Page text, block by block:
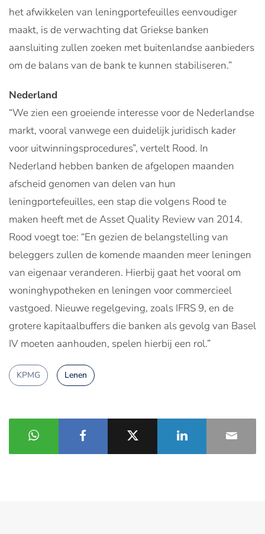
het afwikkelen van leningportefeuilles eenvoudiger
maakt, is de verwachting dat Griekse banken
aansluiting zullen zoeken met buitenlandse aanbieders
om de balans van de bank te kunnen stabiliseren.”
Nederland
“We zien een groeiende interesse voor de Nederlandse
markt, vooral vanwege een duidelijk juridisch kader
voor uitwinningsprocedures”, vertelt Rood. In
Nederland hebben banken de afgelopen maanden
afscheid genomen van delen van hun
leningportefeuilles, een stap die volgens Rood te
maken heeft met de Asset Quality Review van 2014.
Rood voegt toe: “En gezien de belangstelling van
beleggers zullen de komende maanden meer leningen
van eigenaar veranderen. Hierbij gaat het vooral om
woninghypotheken en leningen voor commercieel
vastgoed. Nieuwe regelgeving, zoals IFRS 9, en de
grotere kapitaalbuffers die banken als gevolg van Basel
IV moeten aanhouden, spelen hierbij een rol.”
KPMG Lenen